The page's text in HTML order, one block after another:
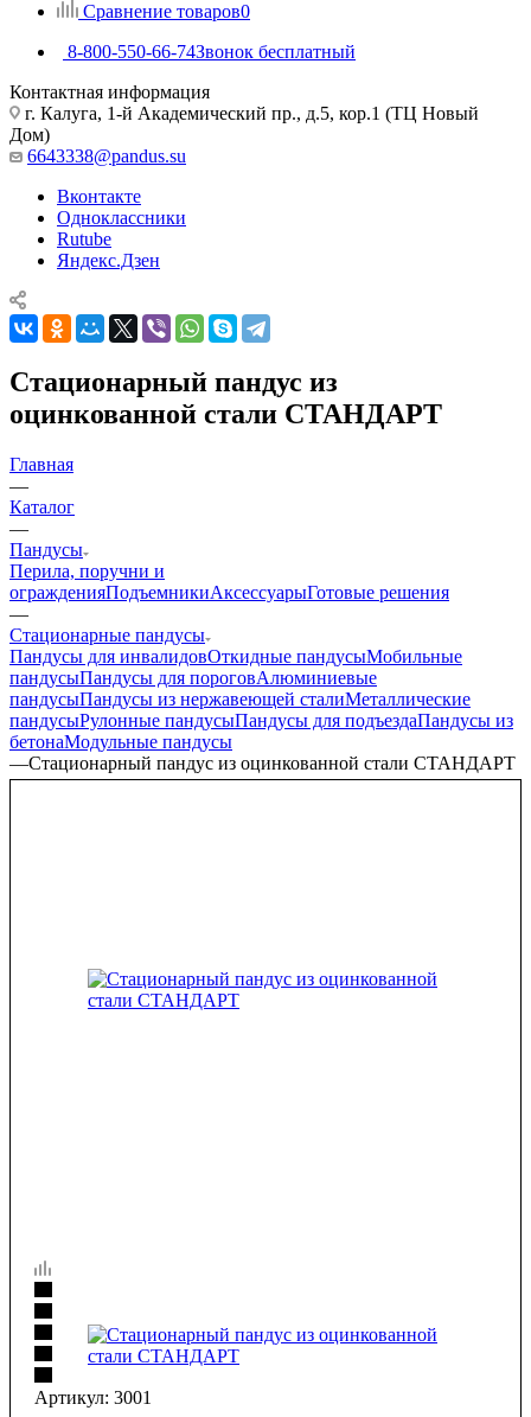
Сравнение товаров0
8-800-550-66-74Звонок бесплатный
Контактная информация
г. Калуга, 1-й Академический пр., д.5, кор.1 (ТЦ Новый
Дом)
6643338@pandus.su
Вконтакте
Одноклассники
Rutube
Яндекс.Дзен
Стационарный пандус из
оцинкованной стали СТАНДАРТ
Главная
—
Каталог
—
Пандусы
Перила, поручни и
огражденияПодъемникиАксессуарыГотовые решения
—
Стационарные пандусы
Пандусы для инвалидовОткидные пандусыМобильные
пандусыПандусы для пороговАлюминиевые
пандусыПандусы из нержавеющей сталиМеталлические
пандусыРулонные пандусыПандусы для подъездаПандусы из
бетонаМодульные пандусы
—Стационарный пандус из оцинкованной стали СТАНДАРТ
Артикул: 3001